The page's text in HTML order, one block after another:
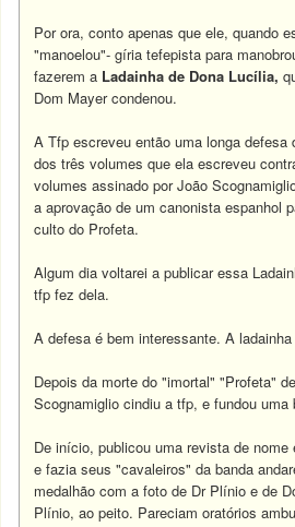
Por ora, conto apenas que ele, quando
"manoelou"- gíria tefepista para
fazerem a Ladainha de Dona Lucília,
Dom Mayer condenou.
A Tfp escreveu então uma longa defesa
dos três volumes que ela escreveu
volumes assinado por João
a aprovação de um canonista espanhol
culto do Profeta.
Algum dia voltarei a publicar essa
tfp fez dela.
A defesa é bem interessante. A
Depois da morte do "imortal" "Profeta"
Scognamiglio cindiu a tfp, e fundou uma
De início, publicou uma revista de
e fazia seus "cavaleiros" da banda
medalhão com a foto de Dr Plínio e de
Plínio, ao peito. Pareciam oratórios